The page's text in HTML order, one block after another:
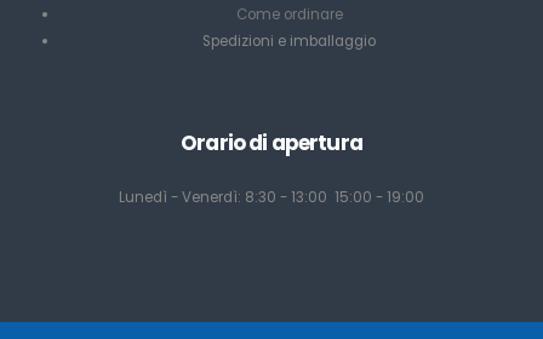
Come ordinare
Spedizioni e imballaggio
Orario di apertura
Lunedì - Venerdì: 8:30 - 13:00 15:00 - 19:00